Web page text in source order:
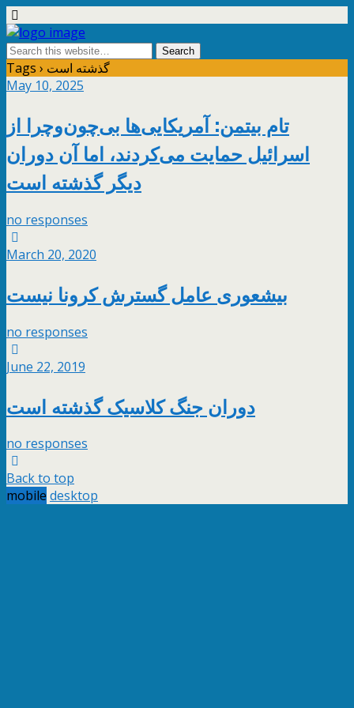
Tags › گذشته است
May 10, 2025
تام بیتمن: آمریکایی‌ها بی‌چون‌وچرا از
اسرائیل حمایت می‌کردند، اما آن دوران
دیگر گذشته است
no responses
March 20, 2020
بیشعوری عامل گسترش کرونا نیست
no responses
June 22, 2019
دوران جنگ کلاسیک گذشته است
no responses
Back to top
mobile desktop